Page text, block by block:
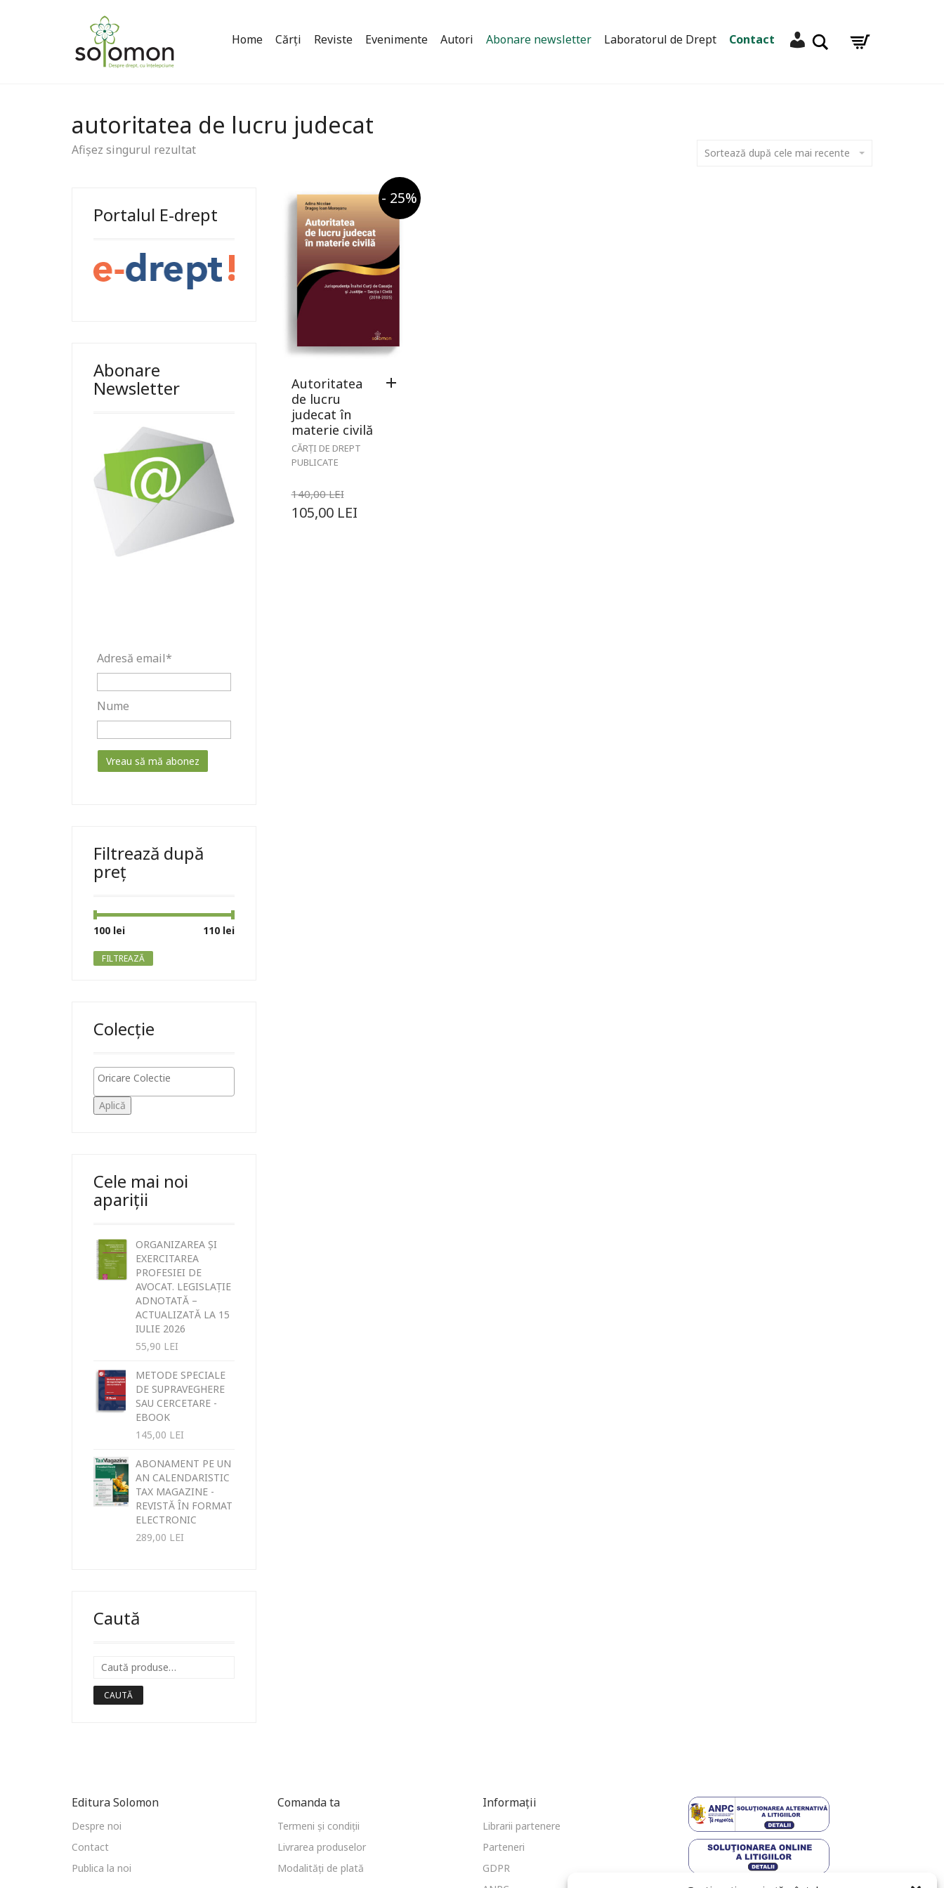
Home Cărți Reviste Evenimente Autori Abonare newsletter Laboratorul de Drept Contact Contul meuCaută
autoritatea de lucru judecat
Afișez singurul rezultat Sortează după cele mai recente
- 25%
Autoritatea
de lucru
judecat în
materie civilă
CĂRȚI DE DREPT
PUBLICATE
140,00LEI
105,00 LEI
Portalul E-drept
Abonare
Newsletter
Adresă email*
Nume
Filtrează după
preț
Preț
Preț
FILTREAZĂ
100 lei 110 lei
Colecție
Aplică
Cele mai noi
apariții
ORGANIZAREA ȘI
EXERCITAREA
PROFESIEI DE
AVOCAT. LEGISLAȚIE
ADNOTATĂ –
ACTUALIZATĂ LA 15
IULIE 2026
55,90 LEI
METODE SPECIALE
DE SUPRAVEGHERE
SAU CERCETARE -
EBOOK
145,00 LEI
ABONAMENT PE UN
AN CALENDARISTIC
TAX MAGAZINE -
REVISTĂ ÎN FORMAT
ELECTRONIC
289,00 LEI
Caută
CAUTĂ
Editura Solomon
Despre noi
Contact
Publica la noi
Comanda ta
Termeni și condiții
Livrarea produselor
Modalități de plată
Informații
Librarii partenere
Parteneri
GDPR